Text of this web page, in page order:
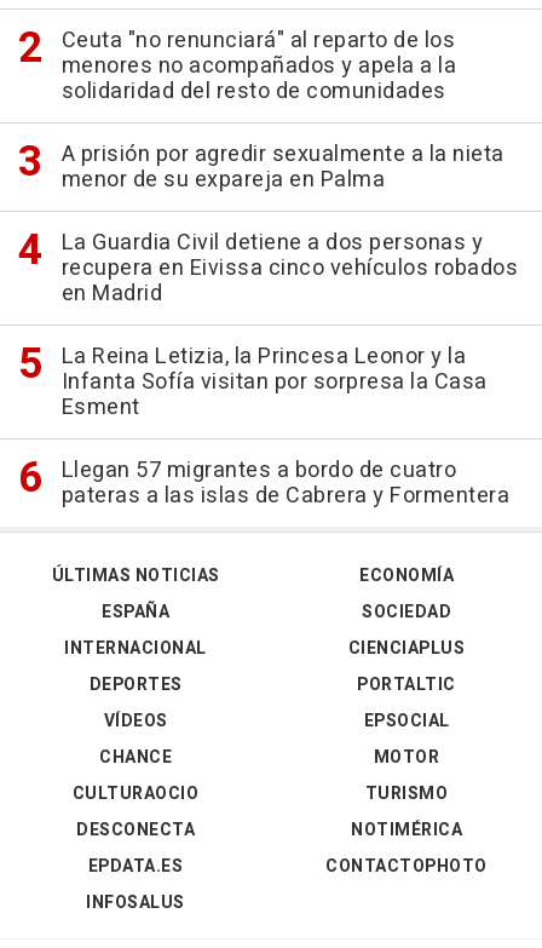
Ceuta "no renunciará" al reparto de los
menores no acompañados y apela a la
solidaridad del resto de comunidades
A prisión por agredir sexualmente a la nieta
menor de su expareja en Palma
La Guardia Civil detiene a dos personas y
recupera en Eivissa cinco vehículos robados
en Madrid
La Reina Letizia, la Princesa Leonor y la
Infanta Sofía visitan por sorpresa la Casa
Esment
Llegan 57 migrantes a bordo de cuatro
pateras a las islas de Cabrera y Formentera
ÚLTIMAS NOTICIAS
ESPAÑA
INTERNACIONAL
DEPORTES
VÍDEOS
ECONOMÍA
SOCIEDAD
CIENCIAPLUS
PORTALTIC
EPSOCIAL
CHANCE
CULTURAOCIO
DESCONECTA
EPDATA.ES
INFOSALUS
MOTOR
TURISMO
NOTIMÉRICA
CONTACTOPHOTO